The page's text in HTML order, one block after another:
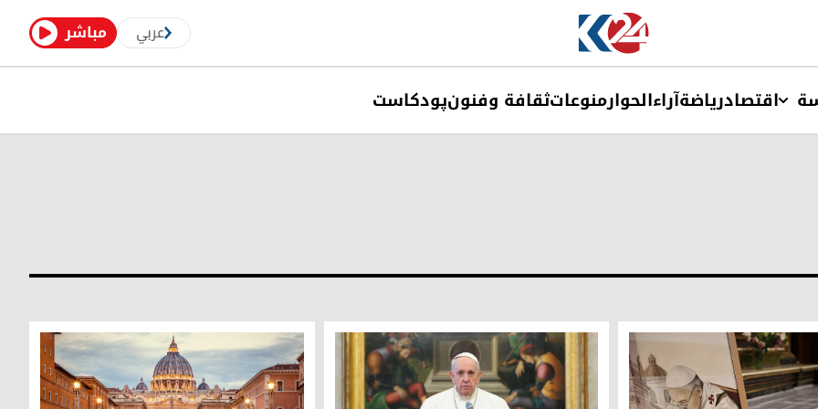
مباشر عربي
اقتصادریاضةآراءالحوارمنوعاتثقافة وفنونپودکاست